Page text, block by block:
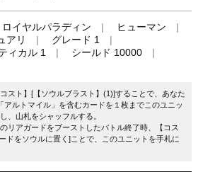
ロイヤルパラディン
ヒューマン
アリ
グレード 1
ィカル 1
シールド 10000
スト】[【ソウルブラスト】(1)]することで、あなた
アルトマイル」を含むカードを１枚までこのユニッ
、山札をシャッフルする。
リアガードをブーストしたバトル終了時、【コス
ドをソウルに置く]ことで、このユニットを手札に